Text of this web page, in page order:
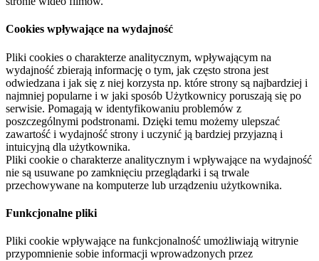
Cookies wpływające na wydajność
Pliki cookies o charakterze analitycznym, wpływającym na
wydajność zbierają informację o tym, jak często strona jest
odwiedzana i jak się z niej korzysta np. które strony są najbardziej i
najmniej popularne i w jaki sposób Użytkownicy poruszają się po
serwisie. Pomagają w identyfikowaniu problemów z
poszczególnymi podstronami. Dzięki temu możemy ulepszać
zawartość i wydajność strony i uczynić ją bardziej przyjazną i
intuicyjną dla użytkownika.
Pliki cookie o charakterze analitycznym i wpływające na wydajność
nie są usuwane po zamknięciu przeglądarki i są trwale
przechowywane na komputerze lub urządzeniu użytkownika.
Funkcjonalne pliki
Pliki cookie wpływające na funkcjonalność umożliwiają witrynie
przypomnienie sobie informacji wprowadzonych przez